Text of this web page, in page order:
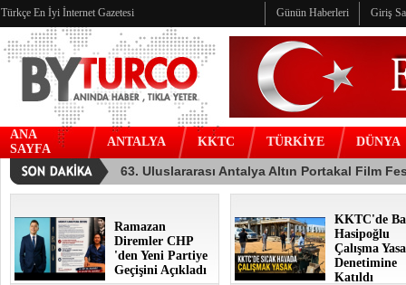
Türkçe En İyi İnternet Gazetesi Günün Haberleri Giriş
ANA
SAYFA
ANTALYA KKTC TÜRKİYE DÜNYA
Ramazan
Diremler CHP
'den Yeni Partiye
Geçişini Açıkladı
KKTC'de
Hasipoğlu
Çalışma
Denetimine
Katıldı